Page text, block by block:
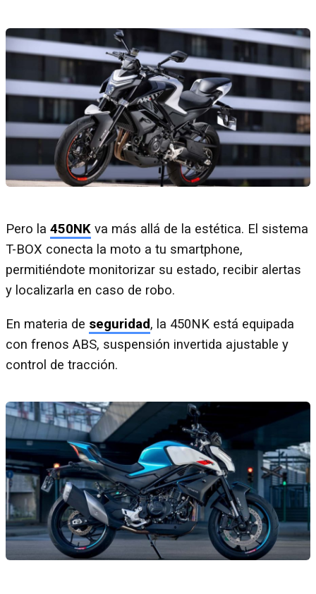
Pero la 450NK va más allá de la estética. El sistema
T-BOX conecta la moto a tu smartphone,
permitiéndote monitorizar su estado, recibir alertas
y localizarla en caso de robo.
En materia de seguridad, la 450NK está equipada
con frenos ABS, suspensión invertida ajustable y
control de tracción.